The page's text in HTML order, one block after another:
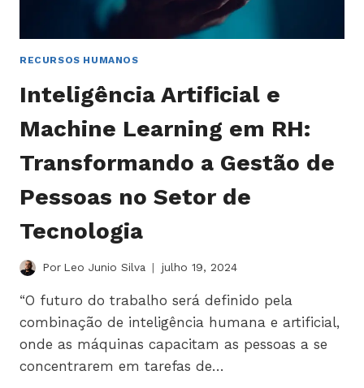
RECURSOS HUMANOS
Inteligência Artificial e
Machine Learning em RH:
Transformando a Gestão de
Pessoas no Setor de
Tecnologia
Por Leo Junio Silva julho 19, 2024
“O futuro do trabalho será definido pela
combinação de inteligência humana e artificial,
onde as máquinas capacitam as pessoas a se
concentrarem em tarefas de…